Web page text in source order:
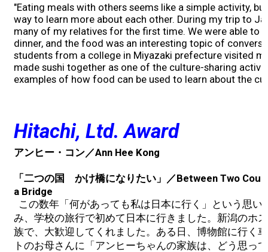
"Eating meals with others seems like a simple activity,
way to learn more about each other. During my trip to
many of my relatives for the first time. We were able to
dinner, and the food was an interesting topic of
students from a college in Miyazaki prefecture visited
made sushi together as one of the culture-sharing
examples of how food can be used to learn about the
Hitachi, Ltd. Award
アンヒー・コン／Ann Hee Kong
「二つの国 かけ橋になりたい」／Between Two
a Bridge
この数年「何があっても私は日本に行く」という思い
み、学校の旅行で初めて日本に行きました。新潟のホ
族で、大歓迎してくれました。ある日、博物館に行く
トのお母さんに「アンヒーちゃんの家族は、どう思っ